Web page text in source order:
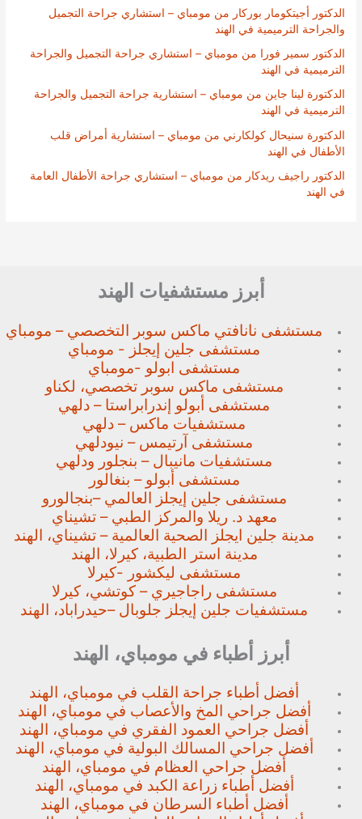
الدكتور أجيتكومار بوركار من مومباي – استشاري جراحة التجميل
والجراحة الترميمية في الهند
الدكتور سمير فورا من مومباي – استشاري جراحة التجميل والجراحة
الترميمية في الهند
الدكتورة لينا جاين من مومباي – استشارية جراحة التجميل والجراحة
الترميمية في الهند
الدكتورة سنيحال كولكارني من مومباي – استشارية أمراض قلب
الأطفال في الهند
الدكتور راجيف ريدكار من مومباي – استشاري جراحة الأطفال العامة
في الهند
أبرز مستشفيات الهند
مستشفى نانافتي ماكس سوبر التخصصي – مومباي
مستشفى جلين إيجلز - مومباي
مستشفى ابولو -مومباي
مستشفى ماكس سوبر تخصصي، لكناو
مستشفى أبولو إندرابراستا – دلهي
مستشفيات ماكس – دلهي
مستشفى آرتيمس – نيودلهي
مستشفيات مانيبال – بنجلور ودلهي
مستشفى أبولو – بنغالور
مستشفى جلين إيجلز العالمي –بنجالورو
معهد د. ريلا والمركز الطبي – تشيناي
مدينة جلين ايجلز الصحية العالمية – تشيناي، الهند
مدينة استر الطبية، كيرلا، الهند
مستشفى ليكشور -كيرلا
مستشفى راجاجيري – كوتشي، كيرلا
مستشفيات جلين إيجلز جلوبال –حيدراباد، الهند
أبرز أطباء في مومباي، الهند
أفضل أطباء جراحة القلب في مومباي، الهند
أفضل جراحي المخ والأعصاب في مومباي، الهند
أفضل جراحي العمود الفقري في مومباي، الهند
أفضل جراحي المسالك البولية في مومباي، الهند
أفضل جراحي العظام في مومباي، الهند
أفضل أطباء زراعة الكبد في مومباي، الهند
أفضل أطباء السرطان في مومباي، الهند